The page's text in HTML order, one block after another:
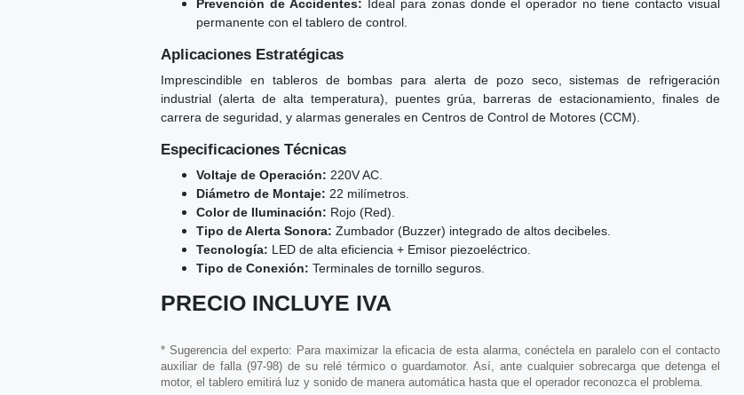
Prevención de Accidentes: Ideal para zonas donde el operador no tiene contacto visual
permanente con el tablero de control.
Aplicaciones Estratégicas
Imprescindible en tableros de bombas para alerta de pozo seco, sistemas de refrigeración
industrial (alerta de alta temperatura), puentes grúa, barreras de estacionamiento, finales de
carrera de seguridad, y alarmas generales en Centros de Control de Motores (CCM).
Especificaciones Técnicas
Voltaje de Operación: 220V AC.
Diámetro de Montaje: 22 milímetros.
Color de Iluminación: Rojo (Red).
Tipo de Alerta Sonora: Zumbador (Buzzer) integrado de altos decibeles.
Tecnología: LED de alta eficiencia + Emisor piezoeléctrico.
Tipo de Conexión: Terminales de tornillo seguros.
PRECIO INCLUYE IVA
* Sugerencia del experto: Para maximizar la eficacia de esta alarma, conéctela en paralelo con el contacto
auxiliar de falla (97-98) de su relé térmico o guardamotor. Así, ante cualquier sobrecarga que detenga el
motor, el tablero emitirá luz y sonido de manera automática hasta que el operador reconozca el problema.